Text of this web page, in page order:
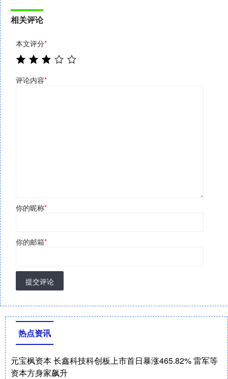
相关评论
本文评分*
评论内容*
你的昵称*
你的邮箱*
提交评论
热点资讯
元宝枫资本 长鑫科技科创板上市首日暴涨465.82% 雷军等
资本方身家飙升